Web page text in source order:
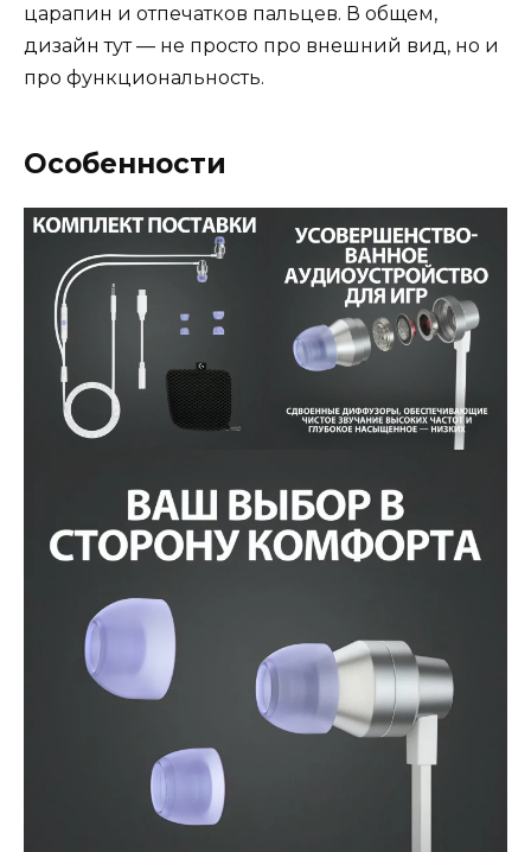
царапин и отпечатков пальцев. В общем,
дизайн тут — не просто про внешний вид, но и
про функциональность.
Особенности